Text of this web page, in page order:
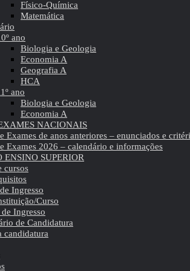
Físico-Química
Matemática
ano
Biologia e Geologia
Economia A
Geografia A
HCA
ano
Biologia e Geologia
Economia A
NACIONAIS
Exames de anos anteriores – enunciados e
Exames 2026 – calendário e informações
ENSINO SUPERIOR
cursos
Ingresso
Curso
Ingresso
de Candidatura
candidatura